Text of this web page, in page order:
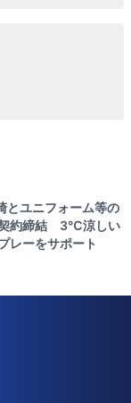
とユニフォーム等の
契約締結 3℃涼しい
レーをサポート